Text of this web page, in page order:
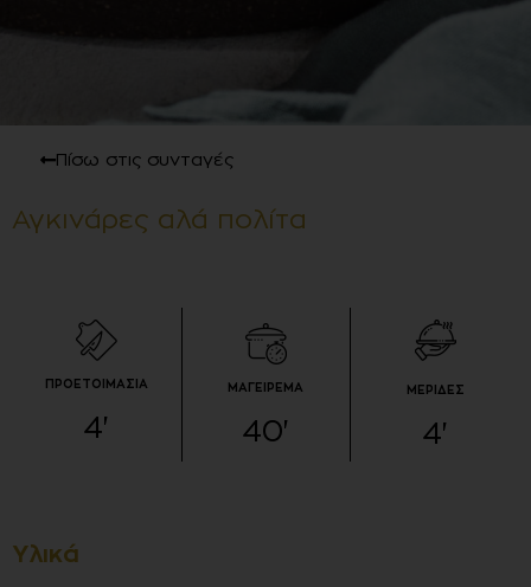
Πίσω στις συνταγές
Αγκινάρες αλά πολίτα
ΠΡΟΕΤΟΙΜΑΣΙΑ
4'
ΜΑΓΕΙΡΕΜΑ
40'
ΜΕΡΙΔΕΣ
4'
Υλικά